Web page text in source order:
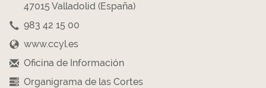
47015 Valladolid (España)
983 42 15 00
www.ccyl.es
Oficina de Información
Organigrama de las Cortes